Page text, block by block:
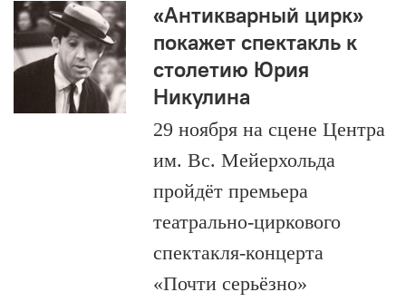
«Антикварный цирк»
покажет спектакль к
столетию Юрия
Никулина
29 ноября на сцене Центра
им. Вс. Мейерхольда
пройдёт премьера
театрально-циркового
спектакля-концерта
«Почти серьёзно»